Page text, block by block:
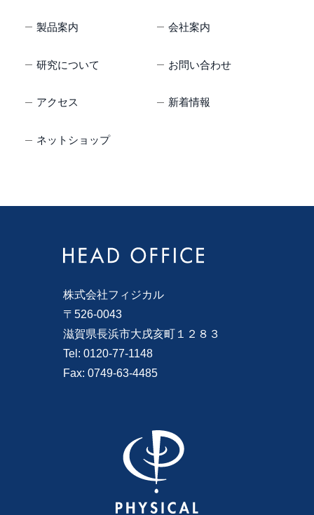
製品案内 会社案内
研究について お問い合わせ
アクセス 新着情報
ネットショップ
株式会社フィジカル
〒526-0043
滋賀県長浜市大戌亥町１２８３
Tel: 0120-77-1148
Fax: 0749-63-4485